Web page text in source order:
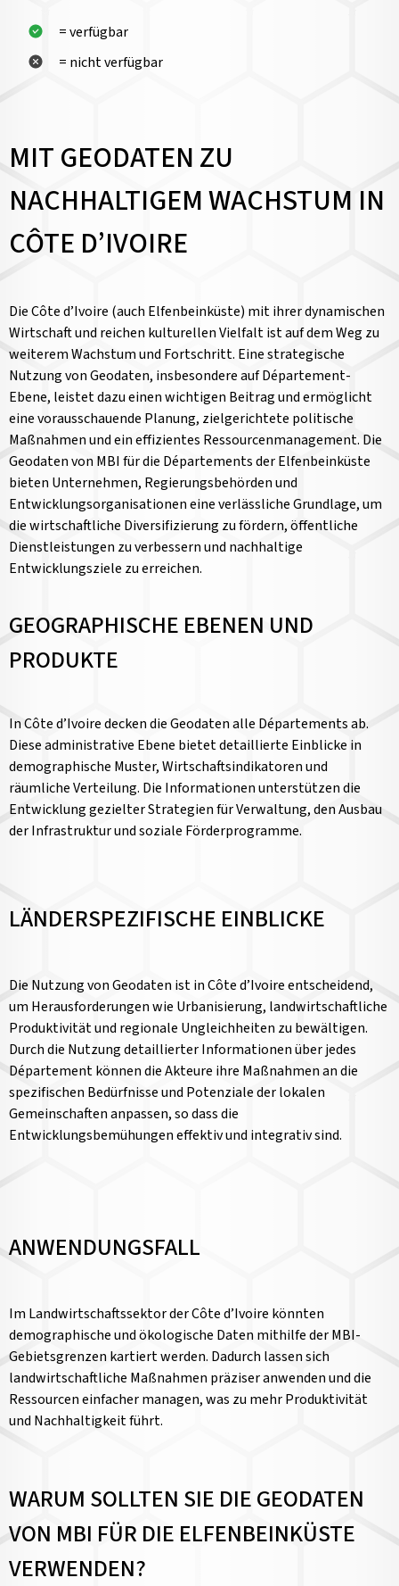
= verfügbar
= nicht verfügbar
MIT GEODATEN ZU
NACHHALTIGEM WACHSTUM IN
CÔTE D’IVOIRE
Die Côte d’Ivoire (auch Elfenbeinküste) mit ihrer dynamischen
Wirtschaft und reichen kulturellen Vielfalt ist auf dem Weg zu
weiterem Wachstum und Fortschritt. Eine strategische
Nutzung von Geodaten, insbesondere auf Département-
Ebene, leistet dazu einen wichtigen Beitrag und ermöglicht
eine vorausschauende Planung, zielgerichtete politische
Maßnahmen und ein effizientes Ressourcenmanagement. Die
Geodaten von MBI für die Départements der Elfenbeinküste
bieten Unternehmen, Regierungsbehörden und
Entwicklungsorganisationen eine verlässliche Grundlage, um
die wirtschaftliche Diversifizierung zu fördern, öffentliche
Dienstleistungen zu verbessern und nachhaltige
Entwicklungsziele zu erreichen.
GEOGRAPHISCHE EBENEN UND
PRODUKTE
In Côte d’Ivoire decken die Geodaten alle Départements ab.
Diese administrative Ebene bietet detaillierte Einblicke in
demographische Muster, Wirtschaftsindikatoren und
räumliche Verteilung. Die Informationen unterstützen die
Entwicklung gezielter Strategien für Verwaltung, den Ausbau
der Infrastruktur und soziale Förderprogramme.
LÄNDERSPEZIFISCHE EINBLICKE
Die Nutzung von Geodaten ist in Côte d’Ivoire entscheidend,
um Herausforderungen wie Urbanisierung, landwirtschaftliche
Produktivität und regionale Ungleichheiten zu bewältigen.
Durch die Nutzung detaillierter Informationen über jedes
Département können die Akteure ihre Maßnahmen an die
spezifischen Bedürfnisse und Potenziale der lokalen
Gemeinschaften anpassen, so dass die
Entwicklungsbemühungen effektiv und integrativ sind.
ANWENDUNGSFALL
Im Landwirtschaftssektor der Côte d’Ivoire könnten
demographische und ökologische Daten mithilfe der MBI-
Gebietsgrenzen kartiert werden. Dadurch lassen sich
landwirtschaftliche Maßnahmen präziser anwenden und die
Ressourcen einfacher managen, was zu mehr Produktivität
und Nachhaltigkeit führt.
WARUM SOLLTEN SIE DIE GEODATEN
VON MBI FÜR DIE ELFENBEINKÜSTE
VERWENDEN?